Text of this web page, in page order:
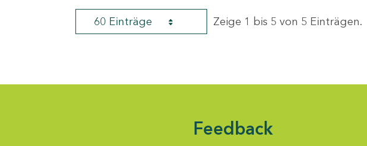
60 Einträge Zeige 1 bis 5 von 5 Einträgen.
Feedback